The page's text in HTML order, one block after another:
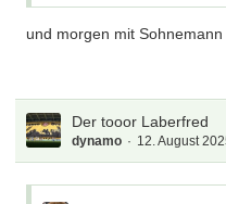
und morgen mit
Der tooor Laberfred
dynamo 12. August